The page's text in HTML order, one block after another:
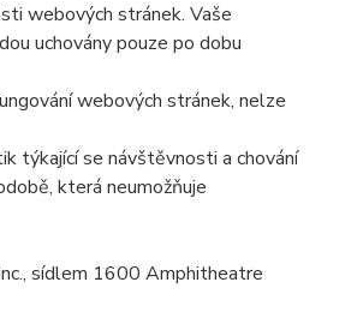
webových stránek. Vaše
uchovány pouze po dobu
webových stránek, nelze
týkající se návštěvnosti a chování
která neumožňuje
sídlem 1600 Amphitheatre